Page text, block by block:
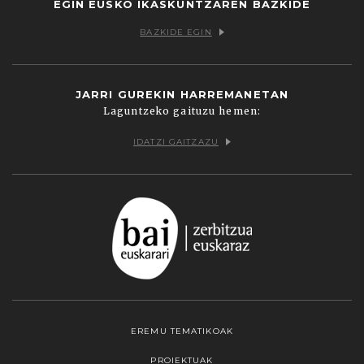
EGIN EUSKO IKASKUNTZAREN BAZKIDE
BAZKIDE EGIN
JARRI GUREKIN HARREMANETAN
Laguntzeko gaituzu hemen:
IDATZI GAITZAZU
EREMU TEMATIKOAK
PROIEKTUAK